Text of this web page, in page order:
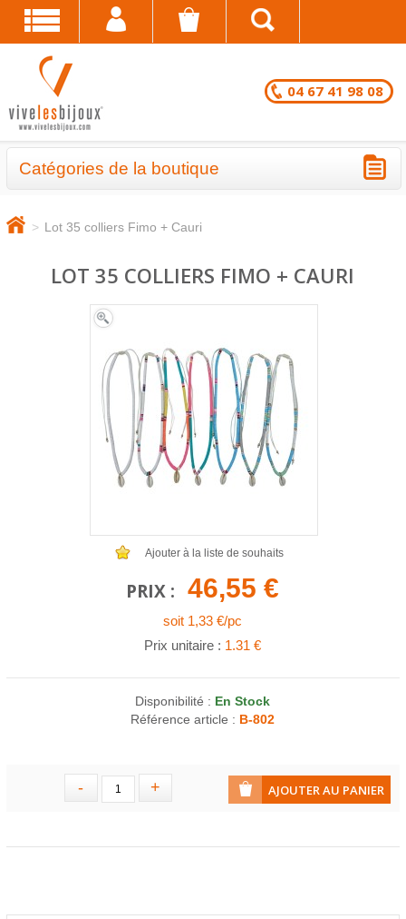
04 67 41 98 08
Catégories de la boutique
DESTOCKAGE
COLLIERS - LOTS EN DESTOCKAGE
BRACELETS FANTAISIE EN LOT
CHAÎNES DE CHEVILLE
COLLIERS EN LOT
AFFICHES MÉTAL 20 X 30CM
> Lot 35 colliers Fimo + Cauri
LOT 35 COLLIERS FIMO + CAURI
Ajouter à la liste de souhaits
PRIX : 46,55 €
soit 1,33 €/pc
Prix unitaire : 1.31 €
Disponibilité : En Stock
Référence article : B-802